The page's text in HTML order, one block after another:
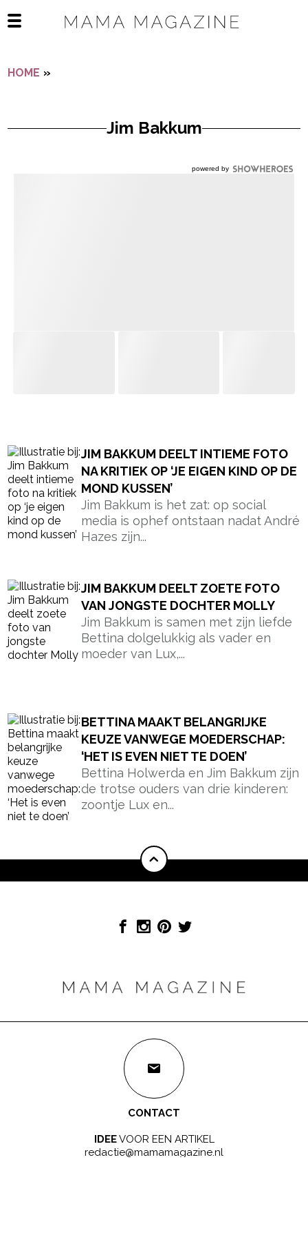
Open het mobiele menu
HOME »
Jim Bakkum
powered by
JIM BAKKUM DEELT INTIEME FOTO
NA KRITIEK OP ‘JE EIGEN KIND OP DE
MOND KUSSEN’
Jim Bakkum is het zat: op social
media is ophef ontstaan nadat André
Hazes zijn...
JIM BAKKUM DEELT ZOETE FOTO
VAN JONGSTE DOCHTER MOLLY
Jim Bakkum is samen met zijn liefde
Bettina dolgelukkig als vader en
moeder van Lux,...
BETTINA MAAKT BELANGRIJKE
KEUZE VANWEGE MOEDERSCHAP:
‘HET IS EVEN NIET TE DOEN’
Bettina Holwerda en Jim Bakkum zijn
de trotse ouders van drie kinderen:
zoontje Lux en...
CONTACT
IDEEVOOR EEN ARTIKEL
redactie@mamamagazine.nl